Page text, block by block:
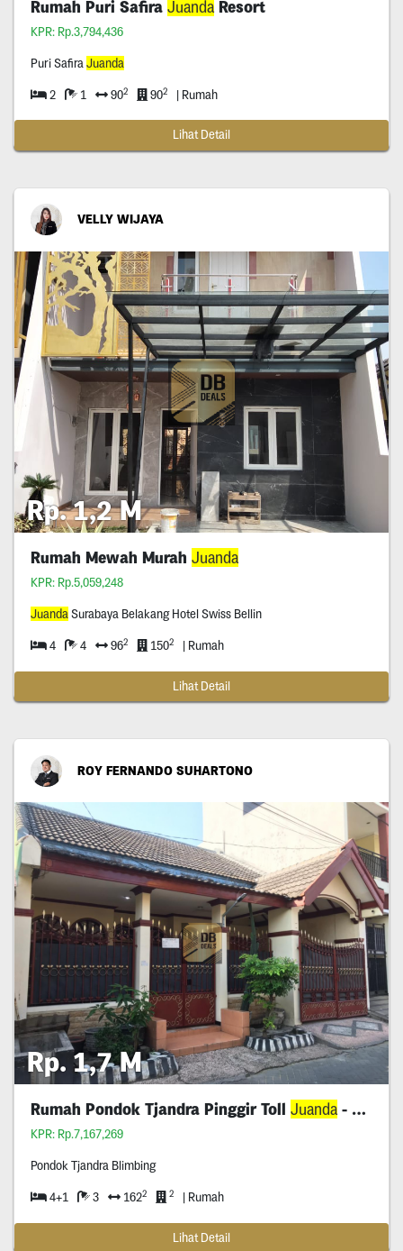
Rumah Puri Safira JuandaResort
KPR: Rp.3,794,436
Puri Safira Juanda
2 1 902 902 | Rumah
Lihat Detail
VELLY WIJAYA
Rp. 1,2 M
Rumah Mewah Murah Juanda
KPR: Rp.5,059,248
JuandaSurabaya Belakang Hotel Swiss Bellin
4 4 962 1502 | Rumah
Lihat Detail
ROY FERNANDO SUHARTONO
Rp. 1,7 M
Rumah Pondok Tjandra Pinggir Toll Juanda- Waru
KPR: Rp.7,167,269
Pondok Tjandra Blimbing
4+1 3 1622 2 | Rumah
Lihat Detail